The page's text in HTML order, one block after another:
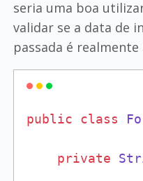
seria uma boa
validar se a data de
passada é
public class
private